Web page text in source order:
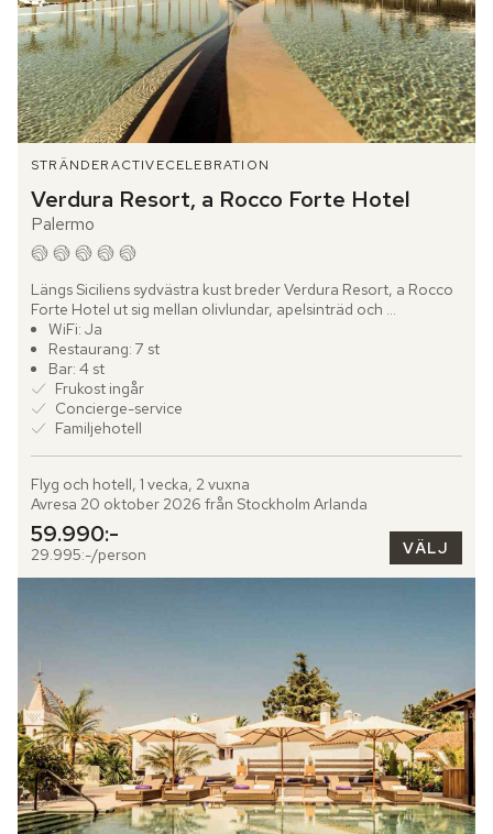
STRÄNDERACTIVECELEBRATION
Verdura Resort, a Rocco Forte Hotel
Palermo
Längs Siciliens sydvästra kust breder Verdura Resort, a Rocco
Forte Hotel ut sig mellan olivlundar, apelsinträd och
Medelhavets djupblå vatten. Redan vid ankomsten känns
platsens...
WiFi: Ja
Restaurang: 7 st
Bar: 4 st
Frukost ingår
Concierge-service
Familjehotell
Flyg och hotell, 1 vecka, 2 vuxna
Avresa 20 oktober 2026 från Stockholm Arlanda
59.990:-
29.995:-/person VÄLJ